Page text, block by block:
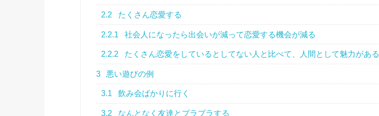
2.2 たくさん恋愛する
2.2.1 社会人になったら出会いが減って恋愛する機会が減る
2.2.2 たくさん恋愛をしているとしてない人と比べて、人間として魅力がある
3 悪い遊びの例
3.1 飲み会ばかりに行く
3.2 なんとなく友達とプラプラする